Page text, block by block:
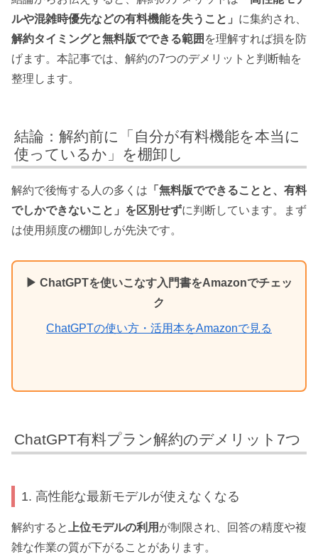
ルや混雑時優先などの有料機能を失うこと」 に集約され、
解約タイミングと無料版でできる範囲 を理解すれば損を防
げます。本記事では、解約の7つのデメリットと判断軸を
整理します。
結論：解約前に「自分が有料機能を本当に
使っているか」を棚卸し
解約で後悔する人の多くは 「無料版でできることと、有料
でしかできないこと」を区別せずに判断しています。まず
は使用頻度の棚卸しが先決です。
▶ ChatGPTを使いこなす入門書をAmazonでチェッ
ク
ChatGPTの使い方・活用本をAmazonで見る
ChatGPT有料プラン解約のデメリット7つ
1. 高性能な最新モデルが使えなくなる
解約すると 上位モデルの利用 が制限され、回答の精度や複
雑な作業の質が下がることがあります。